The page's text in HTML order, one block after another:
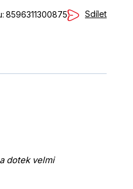
8596311300875 Sdílet
dotek velmi